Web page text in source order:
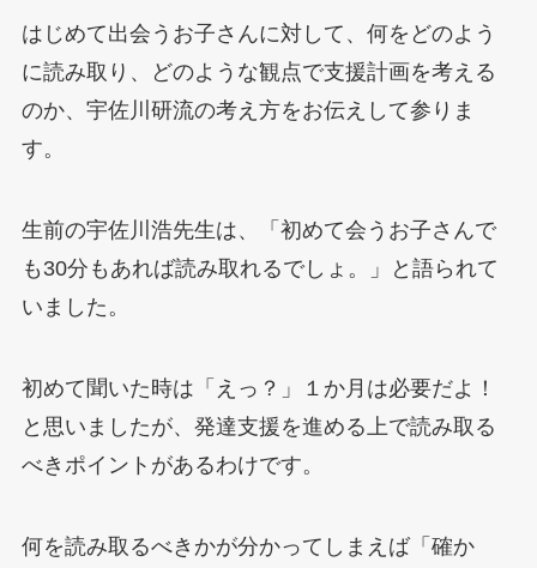
はじめて出会うお子さんに対して、何をどのよう
に読み取り、どのような観点で支援計画を考える
のか、宇佐川研流の考え方をお伝えして参りま
す。
生前の宇佐川浩先生は、「初めて会うお子さんで
も30分もあれば読み取れるでしょ。」と語られて
いました。
初めて聞いた時は「えっ？」１か月は必要だよ！
と思いましたが、発達支援を進める上で読み取る
べきポイントがあるわけです。
何を読み取るべきかが分かってしまえば「確か